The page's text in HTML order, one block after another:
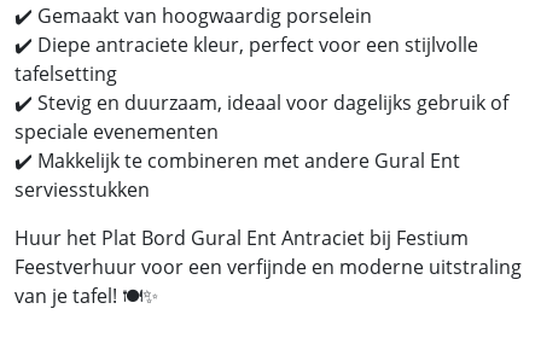
✔️ Gemaakt van hoogwaardig porselein
✔️ Diepe antraciete kleur, perfect voor een stijlvolle
tafelsetting
✔️ Stevig en duurzaam, ideaal voor dagelijks gebruik of
speciale evenementen
✔️ Makkelijk te combineren met andere Gural Ent
serviesstukken
Huur het Plat Bord Gural Ent Antraciet bij Festium
Feestverhuur voor een verfijnde en moderne uitstraling
van je tafel! 🍽️✨